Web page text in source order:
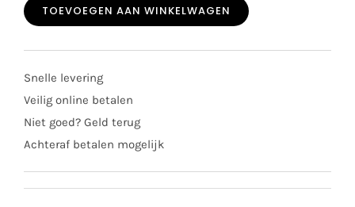
&
dark
sand
aantal
TOEVOEGEN AAN WINKELWAGEN
Snelle levering
Veilig online betalen
Niet goed? Geld terug
Achteraf betalen mogelijk